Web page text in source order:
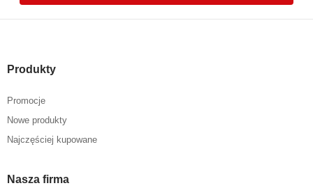
Produkty
Promocje
Nowe produkty
Najczęściej kupowane
Nasza firma